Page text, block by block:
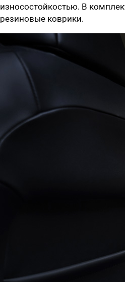
износостойкостью. В
резиновые коврики.